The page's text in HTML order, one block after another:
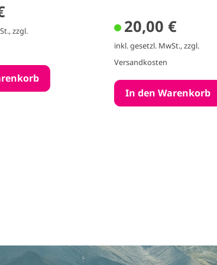
zzgl.
20,00 €
inkl. gesetzl. MwSt., zzgl.
Versandkosten